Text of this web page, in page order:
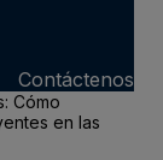
Contáctenos
Cómo
en las